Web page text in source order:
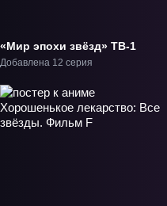
«Мир эпохи звёзд» ТВ-1
Добавлена 12 серия